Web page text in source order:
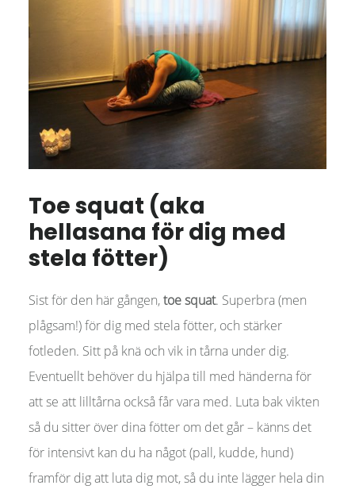
Toe squat (aka
hellasana för dig med
stela fötter)
Sist för den här gången,toe squat. Superbra (men
plågsam!) för dig med stela fötter, och stärker
fotleden. Sitt på knä och vik in tårna under dig.
Eventuellt behöver du hjälpa till med händerna för
att se att lilltårna också får vara med. Luta bak vikten
så du sitter över dina fötter om det går – känns det
för intensivt kan du ha något (pall, kudde, hund)
framför dig att luta dig mot, så du inte lägger hela din